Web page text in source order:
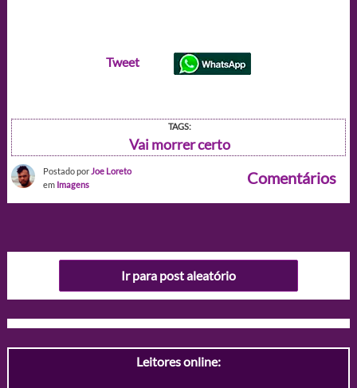
Tweet
TAGS:
Vai morrer certo
Postado por Joe Loreto
em Imagens Comentários
Ir para post aleatório
Leitores online: